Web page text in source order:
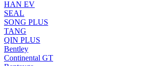
HAN EV
SEAL
SONG PLUS
TANG
QIN PLUS
Bentley
Continental GT